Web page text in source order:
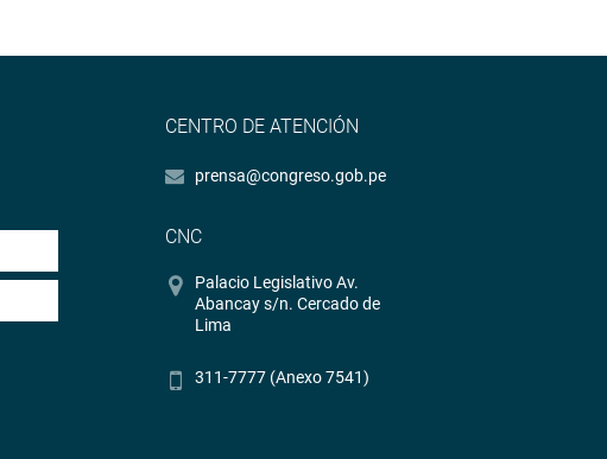
CENTRO DE ATENCIÓN
prensa@congreso.gob.pe
CNC
Palacio Legislativo Av.
Abancay s/n. Cercado de
Lima
311-7777 (Anexo 7541)